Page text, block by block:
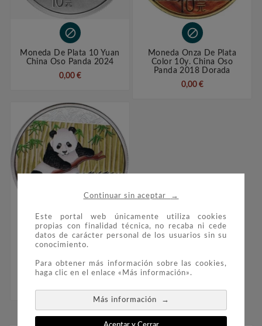
Continuar sin aceptar →
Este portal web únicamente utiliza cookies
propias con finalidad técnica, no recaba ni cede
datos de carácter personal de los usuarios sin su
conocimiento.
Para obtener más información sobre las cookies,
haga clic en el enlace «Más información».
Más información →

Moneda De Plata 10 Yuan
China Oso Panda 2024
0,00 €

Moneda Onza De Plata
Color 10y. China Oso
Panda 2018 Dorada
0,00 €

Color 10y. China Oso
Panda 2014